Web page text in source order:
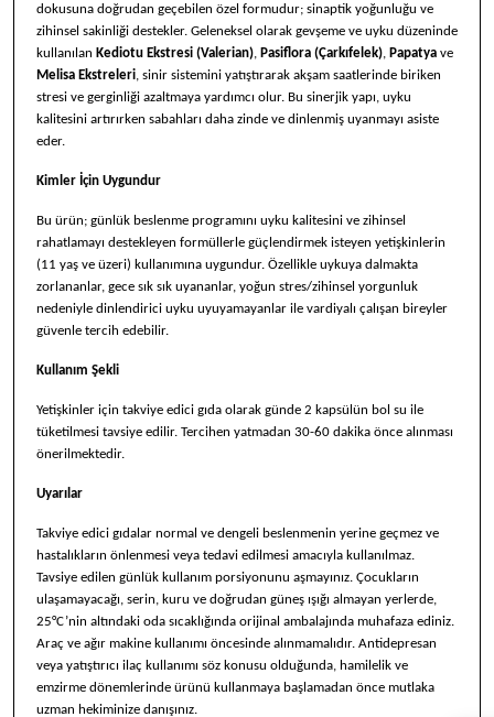
dokusuna doğrudan geçebilen özel formudur; sinaptik yoğunluğu ve
zihinsel sakinliği destekler. Geleneksel olarak gevşeme ve uyku düzeninde
kullanılan Kediotu Ekstresi (Valerian), Pasiflora (Çarkıfelek), Papatya ve
Melisa Ekstreleri, sinir sistemini yatıştırarak akşam saatlerinde biriken
stresi ve gerginliği azaltmaya yardımcı olur. Bu sinerjik yapı, uyku
kalitesini artırırken sabahları daha zinde ve dinlenmiş uyanmayı asiste
eder.
Kimler İçin Uygundur
Bu ürün; günlük beslenme programını uyku kalitesini ve zihinsel
rahatlamayı destekleyen formüllerle güçlendirmek isteyen yetişkinlerin
(11 yaş ve üzeri) kullanımına uygundur. Özellikle uykuya dalmakta
zorlananlar, gece sık sık uyananlar, yoğun stres/zihinsel yorgunluk
nedeniyle dinlendirici uyku uyuyamayanlar ile vardiyalı çalışan bireyler
güvenle tercih edebilir.
Kullanım Şekli
Yetişkinler için takviye edici gıda olarak günde 2 kapsülün bol su ile
tüketilmesi tavsiye edilir. Tercihen yatmadan 30-60 dakika önce alınması
önerilmektedir.
Uyarılar
Takviye edici gıdalar normal ve dengeli beslenmenin yerine geçmez ve
hastalıkların önlenmesi veya tedavi edilmesi amacıyla kullanılmaz.
Tavsiye edilen günlük kullanım porsiyonunu aşmayınız. Çocukların
ulaşamayacağı, serin, kuru ve doğrudan güneş ışığı almayan yerlerde,
25°C’nin altındaki oda sıcaklığında orijinal ambalajında muhafaza ediniz.
Araç ve ağır makine kullanımı öncesinde alınmamalıdır. Antidepresan
veya yatıştırıcı ilaç kullanımı söz konusu olduğunda, hamilelik ve
emzirme dönemlerinde ürünü kullanmaya başlamadan önce mutlaka
uzman hekiminize danışınız.